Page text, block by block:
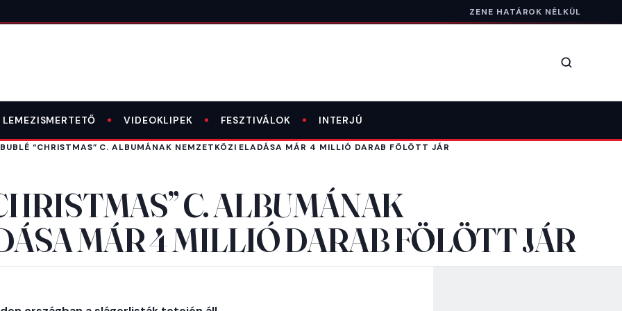
ZENE HATÁROK NÉLKÜL
Keresés
LEMEZISMERTETŐ VIDEOKLIPEK FESZTIVÁLOK INTERJÚ
“CHRISTMAS” C. ALBUMÁNAK NEMZETKÖZI ELADÁSA MÁR 4 MILLIÓ DARAB FÖLÖTT JÁR
C. ALBUMÁNAK
MÁR 4 MILLIÓ DARAB FÖLÖTT JÁR